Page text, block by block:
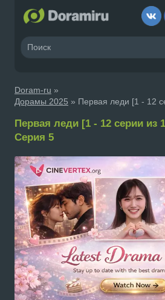
Doram-ru »
Дорамы 2025 » Первая леди [1 - 12
Первая леди [1 - 12 серии из
Серия 5